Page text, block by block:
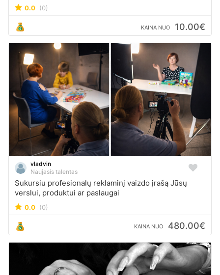
0.0 (0)
KAINA NUO 10.00€
vladvin
Naujasis talentas
Sukursiu profesionalų reklaminį vaizdo įrašą Jūsų
verslui, produktui ar paslaugai
0.0 (0)
KAINA NUO 480.00€